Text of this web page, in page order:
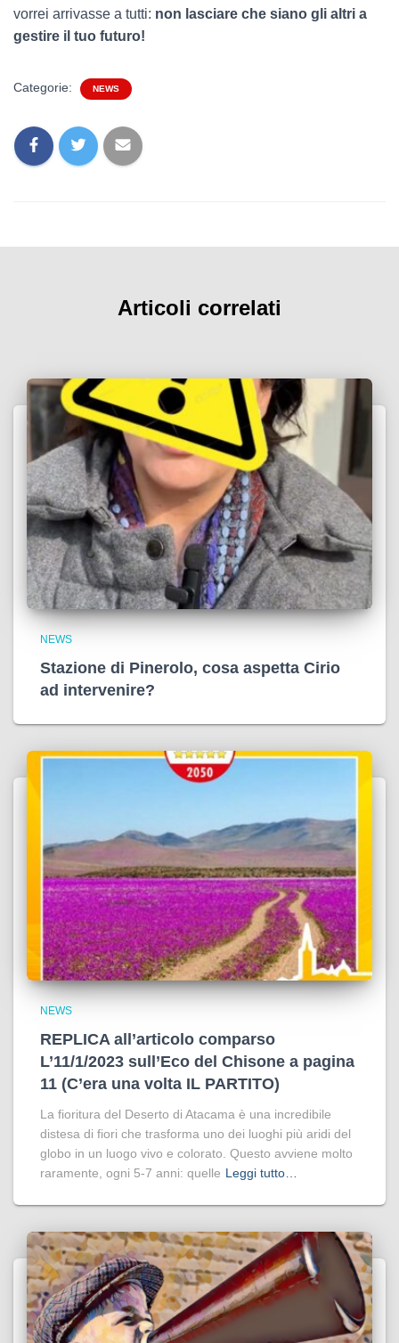
vorrei arrivasse a tutti: non lasciare che siano gli altri a
gestire il tuo futuro!
Categorie: NEWS
Articoli correlati
NEWS
Stazione di Pinerolo, cosa aspetta Cirio
ad intervenire?
NEWS
REPLICA all’articolo comparso
L’11/1/2023 sull’Eco del Chisone a pagina
11 (C’era una volta IL PARTITO)
La fioritura del Deserto di Atacama è una incredibile
distesa di fiori che trasforma uno dei luoghi più aridi del
globo in un luogo vivo e colorato. Questo avviene molto
raramente, ogni 5-7 anni: quelle Leggi tutto…